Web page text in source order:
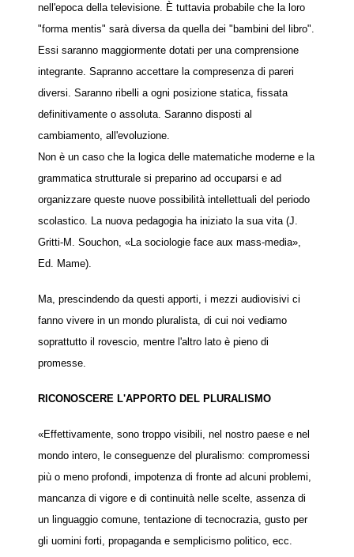
nell'epoca della televisione. È tuttavia probabile che la loro
"forma mentis" sarà diversa da quella dei "bambini del libro".
Essi saranno maggiormente dotati per una comprensione
integrante. Sapranno accettare la compresenza di pareri
diversi. Saranno ribelli a ogni posizione statica, fissata
definitivamente o assoluta. Saranno disposti al
cambiamento, all'evoluzione.
Non è un caso che la logica delle matematiche moderne e la
grammatica strutturale si preparino ad occuparsi e ad
organizzare queste nuove possibilità intellettuali del periodo
scolastico. La nuova pedagogia ha iniziato la sua vita (J.
Gritti-M. Souchon, «La sociologie face aux mass-media»,
Ed. Mame).
Ma, prescindendo da questi apporti, i mezzi audiovisivi ci
fanno vivere in un mondo pluralista, di cui noi vediamo
soprattutto il rovescio, mentre l'altro lato è pieno di
promesse.
RICONOSCERE L'APPORTO DEL PLURALISMO
«Effettivamente, sono troppo visibili, nel nostro paese e nel
mondo intero, le conseguenze del pluralismo: compromessi
più o meno profondi, impotenza di fronte ad alcuni problemi,
mancanza di vigore e di continuità nelle scelte, assenza di
un linguaggio comune, tentazione di tecnocrazia, gusto per
gli uomini forti, propaganda e semplicismo politico, ecc.